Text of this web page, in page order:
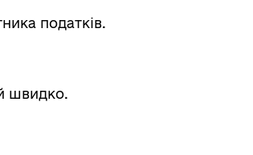
податків.
швидко.